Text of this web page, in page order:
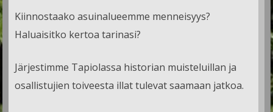
Kiinnostaako asuinalueemme menneisyys?
Haluaisitko kertoa tarinasi?
Järjestimme Tapiolassa historian muisteluillan ja
osallistujien toiveesta illat tulevat saamaan jatkoa.